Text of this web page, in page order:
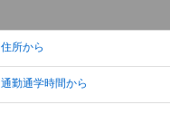
住所から
通勤通学時間から